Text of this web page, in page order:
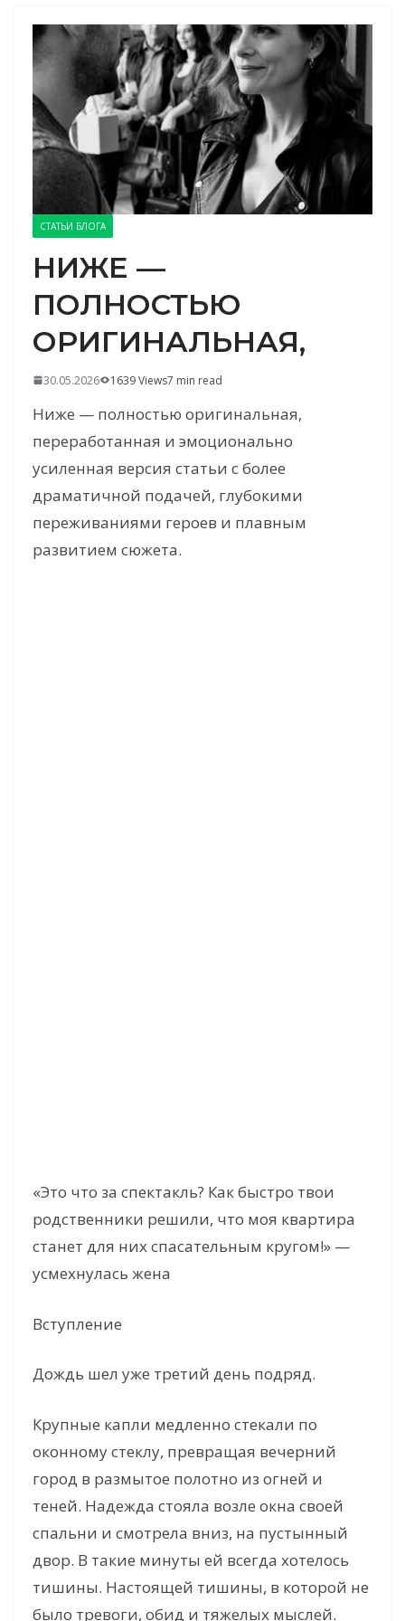
СТАТЬИ БЛОГА
НИЖЕ —
ПОЛНОСТЬЮ
ОРИГИНАЛЬНАЯ,
30.05.2026 1639 Views7 min read
Ниже — полностью оригинальная,
переработанная и эмоционально
усиленная версия статьи с более
драматичной подачей, глубокими
переживаниями героев и плавным
развитием сюжета.
«Это что за спектакль? Как быстро твои
родственники решили, что моя квартира
станет для них спасательным кругом!» —
усмехнулась жена
Вступление
Дождь шел уже третий день подряд.
Крупные капли медленно стекали по
оконному стеклу, превращая вечерний
город в размытое полотно из огней и
теней. Надежда стояла возле окна своей
спальни и смотрела вниз, на пустынный
двор. В такие минуты ей всегда хотелось
тишины. Настоящей тишины, в которой не
было тревоги, обид и тяжелых мыслей.